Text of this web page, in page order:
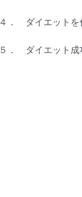
４． ダイエットを
５． ダイエット成